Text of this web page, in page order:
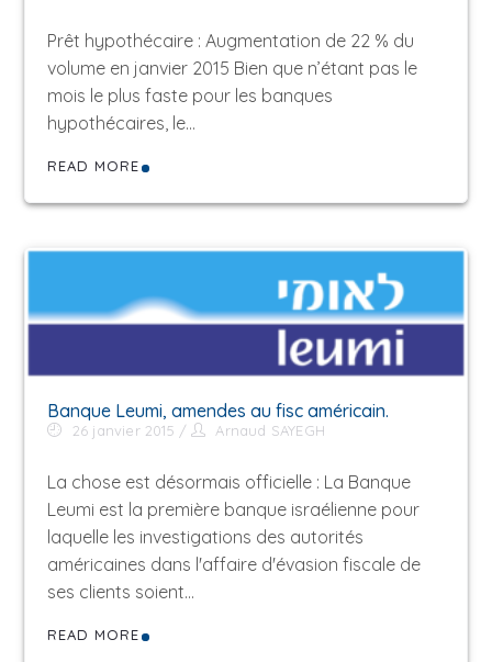
Prêt hypothécaire : Augmentation de 22 % du
volume en janvier 2015 Bien que n’étant pas le
mois le plus faste pour les banques
hypothécaires, le…
READ MORE
Banque Leumi, amendes au fisc américain.
26 janvier 2015 Arnaud SAYEGH
La chose est désormais officielle : La Banque
Leumi est la première banque israélienne pour
laquelle les investigations des autorités
américaines dans l'affaire d'évasion fiscale de
ses clients soient…
READ MORE